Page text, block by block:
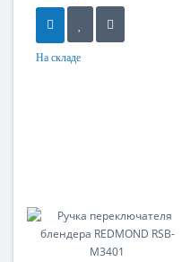
На складе